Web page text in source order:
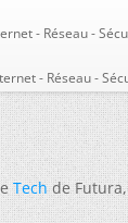
- Réseau -
- Réseau -
Techde